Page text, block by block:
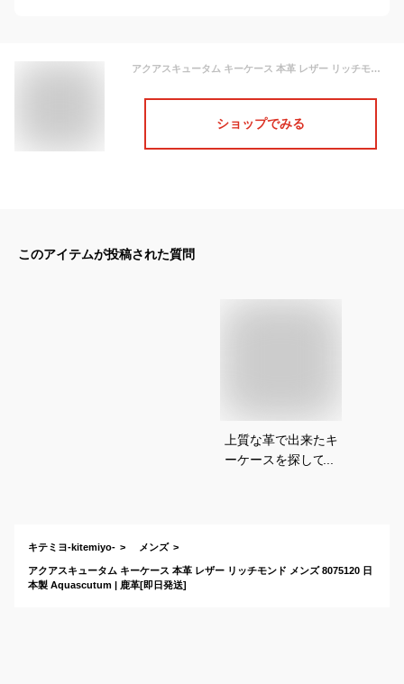
アクアスキュータム キーケース 本革 レザー リッチモンド メンズ 8075120 日本製 Aquascutum | 鹿革[即日発送]
ショップでみる
このアイテムが投稿された質問
上質な革で出来たキ
ーケースを探してい
キテミヨ-kitemiyo- メンズ
アクアスキュータム キーケース 本革 レザー リッチモンド メンズ 8075120 日
本製 Aquascutum | 鹿革[即日発送]